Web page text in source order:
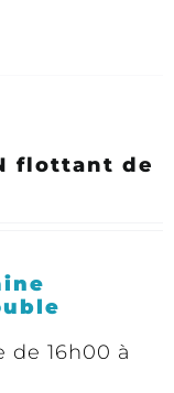
flottant de
de 16h00 à